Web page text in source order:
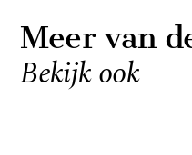
Meer van
Bekijk ook